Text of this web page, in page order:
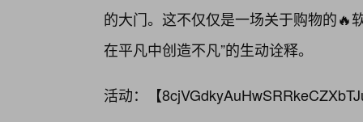
的大门。这不仅仅是一场关于购物的🔥
在平凡中创造不凡”的生动诠释。
活动：【